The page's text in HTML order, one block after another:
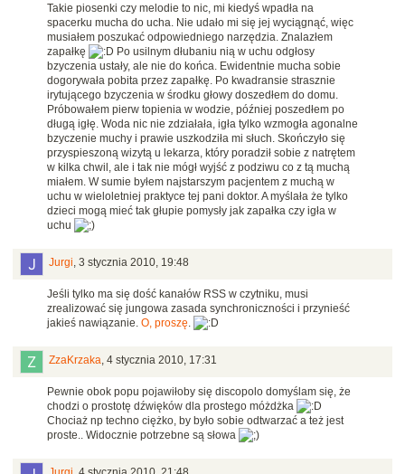
Takie piosenki czy melodie to nic, mi kiedyś wpadła na
spacerku mucha do ucha. Nie udało mi się jej wyciągnąć, więc
musiałem poszukać odpowiedniego narzędzia. Znalazłem
zapałkę
Po usilnym dłubaniu nią w uchu odgłosy
bzyczenia ustały, ale nie do końca. Ewidentnie mucha sobie
dogorywała pobita przez zapałkę. Po kwadransie strasznie
irytującego bzyczenia w środku głowy doszedłem do domu.
Próbowałem pierw topienia w wodzie, później poszedłem po
długą igłę. Woda nic nie zdziałała, igła tylko wzmogła agonalne
bzyczenie muchy i prawie uszkodziła mi słuch. Skończyło się
przyspieszoną wizytą u lekarza, który poradził sobie z natrętem
w kilka chwil, ale i tak nie mógł wyjść z podziwu co z tą muchą
miałem. W sumie byłem najstarszym pacjentem z muchą w
uchu w wieloletniej praktyce tej pani doktor. A myślała że tylko
dzieci mogą mieć tak głupie pomysły jak zapałka czy igła w
uchu
Jurgi 3 stycznia 2010, 19:48
Jeśli tylko ma się dość kanałów RSS w czytniku, musi
zrealizować się jungowa zasada synchroniczności i przynieść
jakieś nawiązanie. O, proszę
ZzaKrzaka 4 stycznia 2010, 17:31
Pewnie obok popu pojawiłoby się discopolo domyślam się, że
chodzi o prostotę dźwięków dla prostego móżdżka
Chociaż np techno ciężko, by było sobie odtwarzać a też jest
proste.. Widocznie potrzebne są słowa